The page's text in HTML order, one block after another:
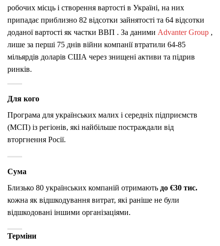
робочих місць і створення вартості в Україні, на них
припадає приблизно 82 відсотки зайнятості та 64 відсотки
доданої вартості як частки ВВП . За даними Advanter Group ,
лише за перші 75 днів війни компанії втратили 64-85
мільярдів доларів США через знищені активи та підрив
ринків.
Для кого
Програма для українських малих і середніх підприємств
(МСП) із регіонів, які найбільше постраждали від
вторгнення Росії.
Сума
Близько 80 українських компаній отримають до €30 тис.
кожна як відшкодування витрат, які раніше не були
відшкодовані іншими організаціями.
Терміни